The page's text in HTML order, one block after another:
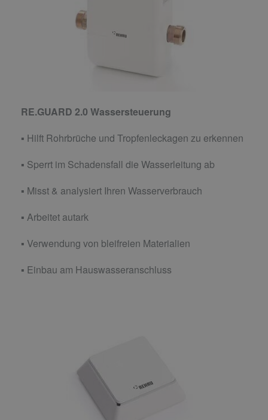
RE.GUARD 2.0 Wassersteuerung
▪ Hilft Rohrbrüche und Tropfenleckagen zu erkennen
▪ Sperrt im Schadensfall die Wasserleitung ab
▪ Misst & analysiert Ihren Wasserverbrauch
▪ Arbeitet autark
▪ Verwendung von bleifreien Materialien
▪ Einbau am Hauswasseranschluss